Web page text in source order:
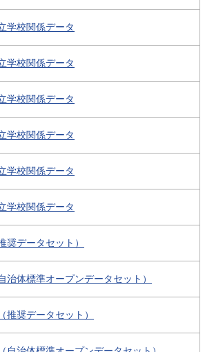
校関係データ
校関係データ
校関係データ
校関係データ
校関係データ
校関係データ
奨データセット）
治体標準オープンデータセット）
推奨データセット）